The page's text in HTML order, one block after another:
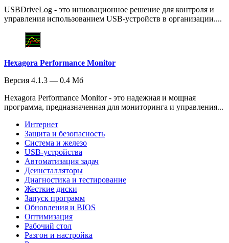
USBDriveLog - это инновационное решение для контроля и
управления использованием USB-устройств в организации....
Hexagora Performance Monitor
Версия 4.1.3 — 0.4 Мб
Hexagora Performance Monitor - это надежная и мощная
программа, предназначенная для мониторинга и управления...
Интернет
Защита и безопасность
Система и железо
USB-устройства
Автоматизация задач
Деинсталляторы
Диагностика и тестирование
Жесткие диски
Запуск программ
Обновления и BIOS
Оптимизация
Рабочий стол
Разгон и настройка